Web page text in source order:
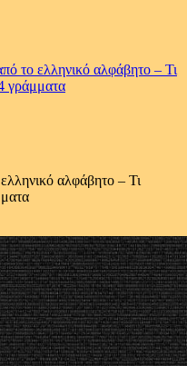
το ελληνικό αλφάβητο – Τι
γράμματα
αλφάβητο – Τι